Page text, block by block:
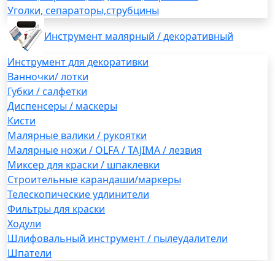
Уголки, сепараторы,струбцины
Инструмент малярный / декоративный
Инструмент для декоративки
Ванночки/ лотки
Губки / салфетки
Диспенсеры / маскеры
Кисти
Малярные валики / рукоятки
Малярные ножи / OLFA / TAJIMA / лезвия
Миксер для краски / шпаклевки
Строительные карандаши/маркеры
Телескопические удлинители
Фильтры для краски
Ходули
Шлифовальный инструмент / пылеудалители
Шпатели